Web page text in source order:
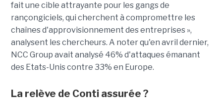
fait une cible attrayante pour les gangs de
rançongiciels, qui cherchent à compromettre les
chaînes d'approvisionnement des entreprises »,
analysent les chercheurs. A noter qu'en avril dernier,
NCC Group avait analysé 46% d'attaques émanant
des Etats-Unis contre 33% en Europe.
La relève de Conti assurée ?